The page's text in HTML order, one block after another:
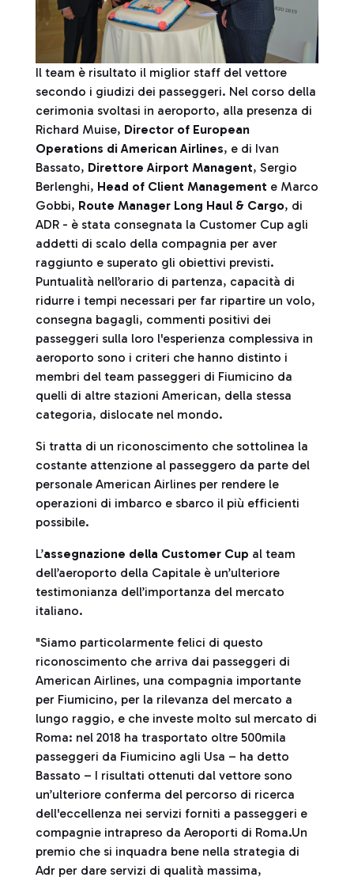
Il team è risultato il miglior staff del vettore
secondo i giudizi dei passeggeri. Nel corso della
cerimonia svoltasi in aeroporto, alla presenza di
Richard Muise, Director of European
Operations di American Airlines, e di Ivan
Bassato, Direttore Airport Managent, Sergio
Berlenghi, Head of Client Management e Marco
Gobbi, Route Manager Long Haul & Cargo, di
ADR - è stata consegnata la Customer Cup agli
addetti di scalo della compagnia per aver
raggiunto e superato gli obiettivi previsti.
Puntualità nell’orario di partenza, capacità di
ridurre i tempi necessari per far ripartire un volo,
consegna bagagli, commenti positivi dei
passeggeri sulla loro l'esperienza complessiva in
aeroporto sono i criteri che hanno distinto i
membri del team passeggeri di Fiumicino da
quelli di altre stazioni American, della stessa
categoria, dislocate nel mondo.
Si tratta di un riconoscimento che sottolinea la
costante attenzione al passeggero da parte del
personale American Airlines per rendere le
operazioni di imbarco e sbarco il più efficienti
possibile.
L’assegnazione della Customer Cup al team
dell’aeroporto della Capitale è un’ulteriore
testimonianza dell’importanza del mercato
italiano.
"Siamo particolarmente felici di questo
riconoscimento che arriva dai passeggeri di
American Airlines, una compagnia importante
per Fiumicino, per la rilevanza del mercato a
lungo raggio, e che investe molto sul mercato di
Roma: nel 2018 ha trasportato oltre 500mila
passeggeri da Fiumicino agli Usa – ha detto
Bassato – I risultati ottenuti dal vettore sono
un’ulteriore conferma del percorso di ricerca
dell'eccellenza nei servizi forniti a passeggeri e
compagnie intrapreso da Aeroporti di Roma.Un
premio che si inquadra bene nella strategia di
Adr per dare servizi di qualità massima,